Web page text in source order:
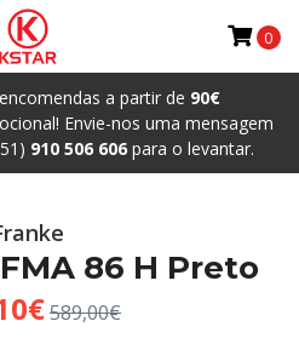
a partir de 90€
Envie-nos uma mensagem
910 506 606para o levantar.
0
86 H Preto
589,00€